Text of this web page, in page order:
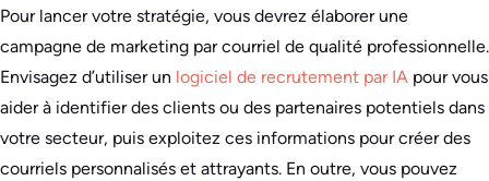
Pour lancer votre stratégie, vous devrez élaborer une
campagne de marketing par courriel de qualité professionnelle.
Envisagez d’utiliser un logiciel de recrutement par IA pour vous
aider à identifier des clients ou des partenaires potentiels dans
votre secteur, puis exploitez ces informations pour créer des
courriels personnalisés et attrayants. En outre, vous pouvez